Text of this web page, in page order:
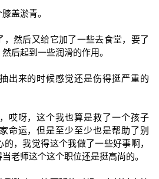
盖淤青。
，然后又给它加了一些去食堂，要了
后起到一些润滑的作用。
出来的时候感觉还是伤得挺严重的
哎呀，这个我也算是救了一个孩子
命运，但是至少至少也是帮助了别
，我觉得这个我做了一些好事啊，
老师这个这个职位还是挺高尚的。